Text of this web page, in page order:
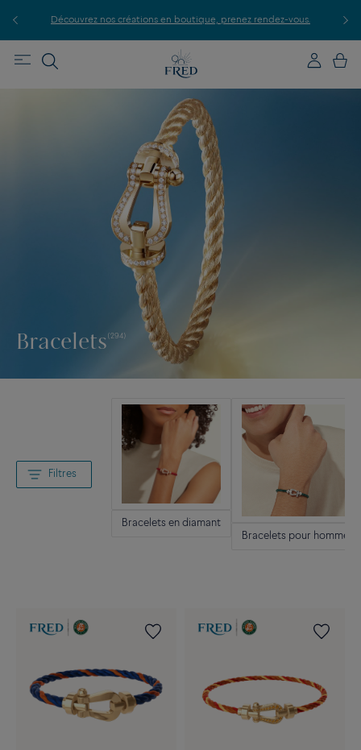
Découvrez nos créations en boutique, prenez rendez-vous.
Bracelets(294)
Filtres
Bracelets en diamant
Bracelets pour hommes